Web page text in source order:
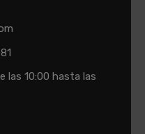
las 10:00 hasta las